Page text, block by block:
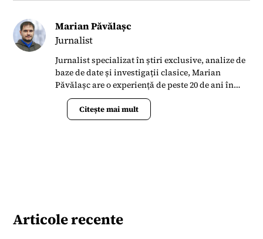
Marian Păvălașc
Jurnalist
Jurnalist specializat în știri exclusive, analize de
baze de date și investigații clasice, Marian
Păvălașc are o experiență de peste 20 de ani în
presa din România. S-a alăturat Termene.ro în
aprilie 2023 când s-a implicat în lansarea
Bussiness News ca un portal de știri la zi și
Citește mai mult
Articole recente